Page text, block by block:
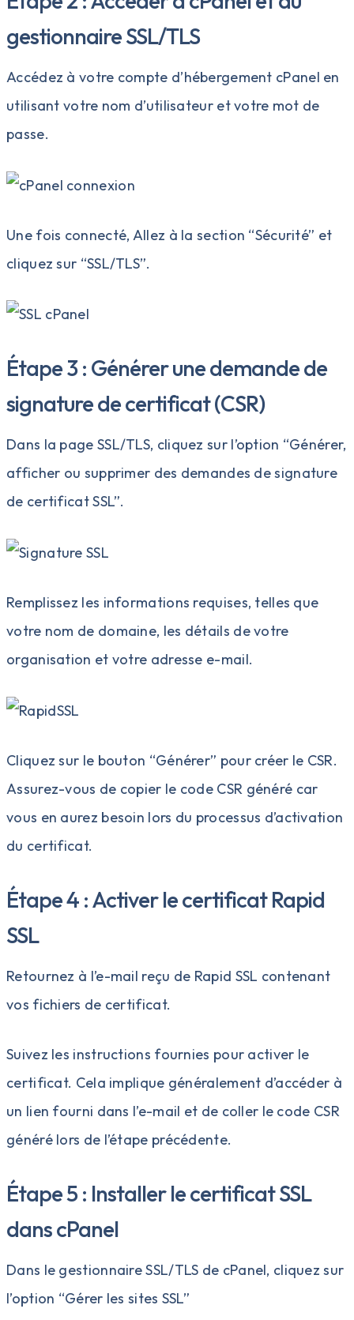
gestionnaire SSL/TLS
Accédez à votre compte d’hébergement cPanel en
utilisant votre nom d’utilisateur et votre mot de
passe.
Une fois connecté, Allez à la section “Sécurité” et
cliquez sur “SSL/TLS”.
Étape 3 : Générer une demande de
signature de certificat (CSR)
Dans la page SSL/TLS, cliquez sur l’option “Générer,
afficher ou supprimer des demandes de signature
de certificat SSL”.
Remplissez les informations requises, telles que
votre nom de domaine, les détails de votre
organisation et votre adresse e-mail.
Cliquez sur le bouton “Générer” pour créer le CSR.
Assurez-vous de copier le code CSR généré car
vous en aurez besoin lors du processus d’activation
du certificat.
Étape 4 : Activer le certificat Rapid
SSL
Retournez à l’e-mail reçu de Rapid SSL contenant
vos fichiers de certificat.
Suivez les instructions fournies pour activer le
certificat. Cela implique généralement d’accéder à
un lien fourni dans l’e-mail et de coller le code CSR
généré lors de l’étape précédente.
Étape 5 : Installer le certificat SSL
dans cPanel
Dans le gestionnaire SSL/TLS de cPanel, cliquez sur
l’option “Gérer les sites SSL”